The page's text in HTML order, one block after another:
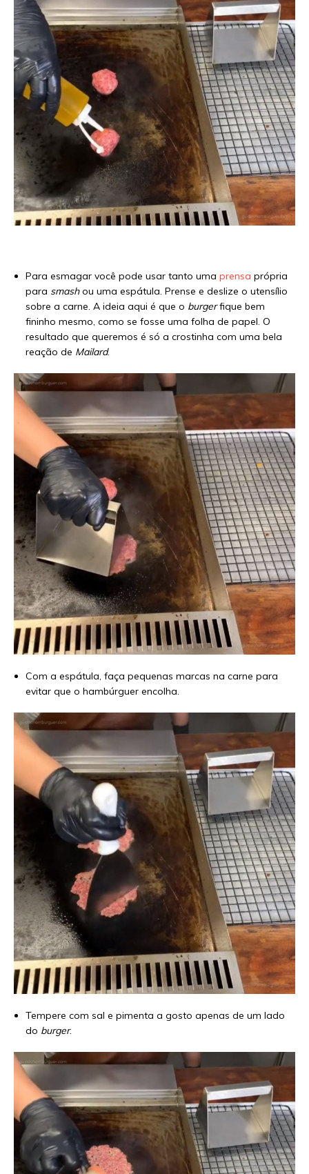
Para esmagar você pode usar tanto uma prensa própria
para smashou uma espátula. Prense e deslize o utensílio
sobre a carne. A ideia aqui é que o burgerfique bem
fininho mesmo, como se fosse uma folha de papel. O
resultado que queremos é só a crostinha com uma bela
reação de Mailard.
Com a espátula, faça pequenas marcas na carne para
evitar que o hambúrguer encolha.
Tempere com sal e pimenta a gosto apenas de um lado
do burger.